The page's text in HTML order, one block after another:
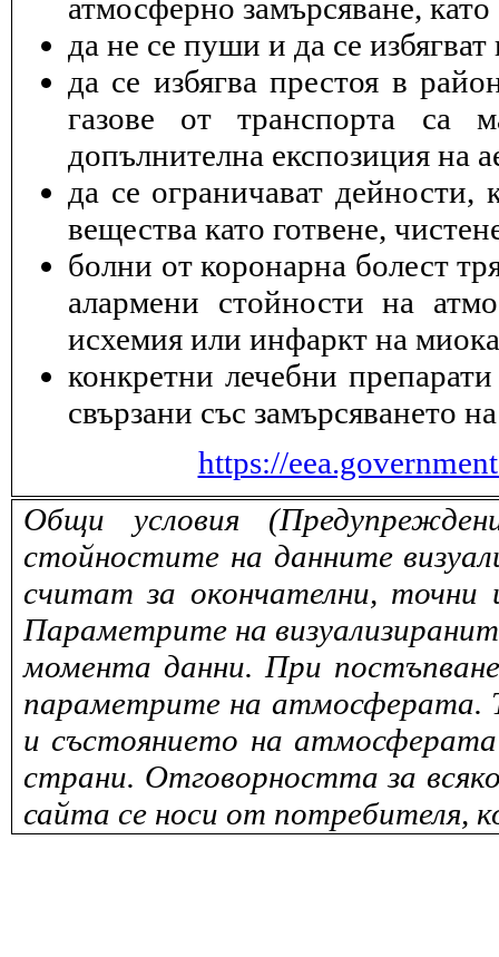
атмосферно замърсяване,
да не се пуши и да се
да се избягва престоя в
газове от транспорта са
допълнителна експозиция на
да се ограничават
вещества като готвене,
болни от коронарна болест
алармени стойности на
исхемия или инфаркт на
конкретни лечебни
свързани със замърсяването
https://
Общи условия
стойностите на данните
считат за окончателни,
Параметрите на
момента данни. При
параметрите на атмосферата.
и състоянието на
страни. Отговорността за
сайта се носи от потребителя,